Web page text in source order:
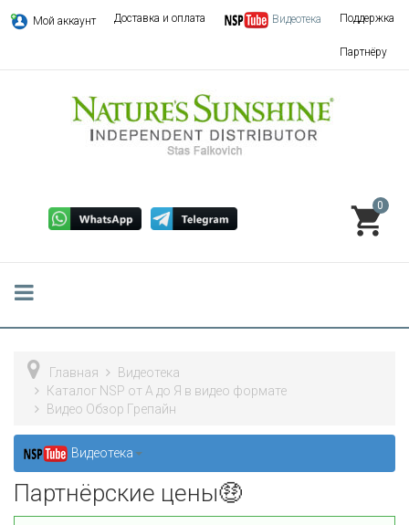
Мой аккаунт Доставка и оплата Видеотека Поддержка
Партнёру
0
Главная
Видеотека
Каталог NSP от А до Я в видео формате
Видео Обзор Грепайн
Видеотека
Партнёрские цены🤑